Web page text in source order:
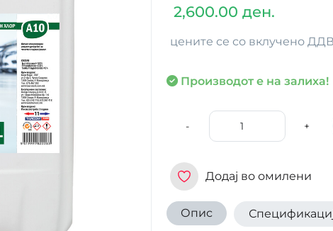
2,600.00 ден.
цените се со вклучено ДДВ
Производот е на залиха!
- +
Додај во омилени
Опис